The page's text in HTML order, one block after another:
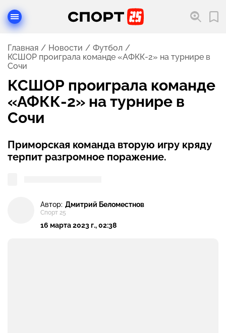
Главная Новости
Футбол
КСШОР проиграла команде «АФКК-2» на турнире в
Сочи
КСШОР проиграла команде
«АФКК-2» на турнире в
Сочи
Приморская команда вторую игру кряду
терпит разгромное поражение.
Автор: Дмитрий Беломестнов
Спорт 25
16 марта 2023 г., 02:38